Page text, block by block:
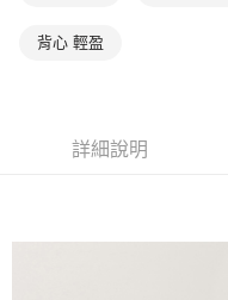
背心 輕盈
詳細說明